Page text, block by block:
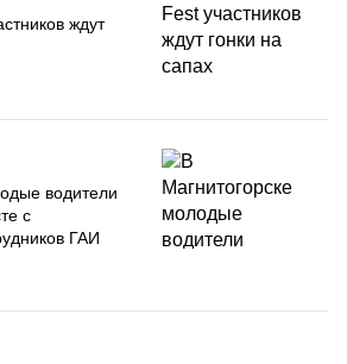
ждут
водители
с
ГАИ